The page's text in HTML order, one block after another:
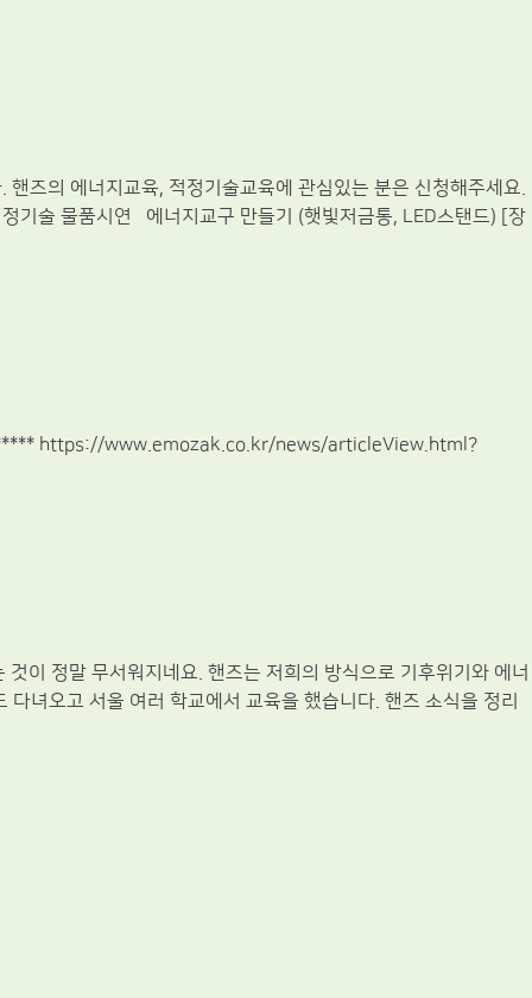
즈의 에너지교육, 적정기술교육에 관심있는 분은 신청해주세요.
기술 물품시연 에너지교구 만들기 (햇빛저금통, LED스탠드) [장
https://www.emozak.co.kr/news/articleView.html?
이 정말 무서워지네요. 핸즈는 저희의 방식으로 기후위기와 에너
녀오고 서울 여러 학교에서 교육을 했습니다. 핸즈 소식을 정리